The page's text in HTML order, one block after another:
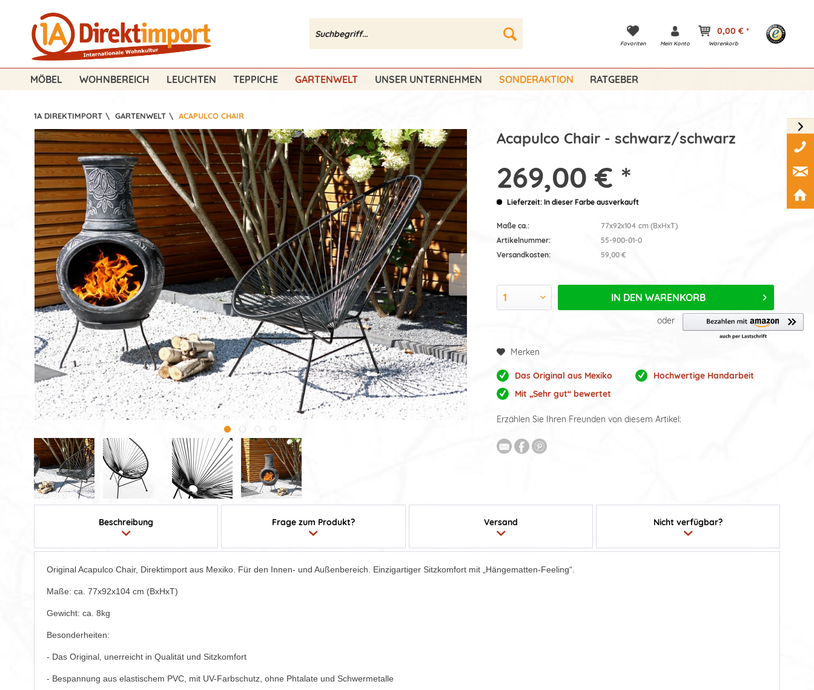
Favoriten Mein Konto
0,00 € *
Warenkorb
MÖBEL WOHNBEREICH LEUCHTEN TEPPICHE GARTENWELT UNSER UNTERNEHMEN SONDERAKTION RATGEBER
1A DIREKTIMPORT \ GARTENWELT \ ACAPULCO CHAIR
Acapulco Chair - schwarz/schwarz
269,00 € *
Lieferzeit: In dieser Farbe ausverkauft
Maße ca.:
77x92x104 cm (BxHxT)
Artikelnummer:
55-900-01-0
Versandkosten:
59,00 €
IN DEN WARENKORB
oder
Merken
Das Original aus Mexiko
Hochwertige Handarbeit
Mit „Sehr gut“ bewertet
Erzählen Sie Ihren Freunden von diesem Artikel:
Beschreibung Frage zum Produkt? Versand Nicht verfügbar?
Original Acapulco Chair, Direktimport aus Mexiko. Für den Innen- und Außenbereich. Einzigartiger Sitzkomfort mit „Hängematten-Feeling“.
Maße: ca. 77x92x104 cm (BxHxT)
Gewicht: ca. 8kg
Besonderheiten:
- Das Original, unerreicht in Qualität und Sitzkomfort
- Bespannung aus elastischem PVC, mit UV-Farbschutz, ohne Phtalate und Schwermetalle